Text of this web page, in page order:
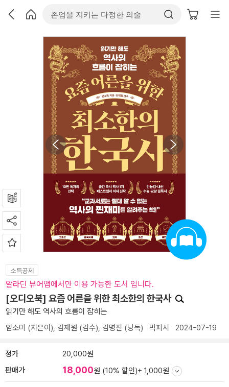
소득공제
알라딘 뷰어앱에서만 이용 가능한 도서 입니다.
[오디오북] 요즘 어른을 위한 최소한의 한국사
읽기만 해도 역사의 흐름이 잡히는
임소미
(지은이), 김재원 (감수), 김명진 (낭독) 빅피시 2024-07-19
정가
20,000원
판매가
18,000원 (10% 할인)+ 1,000원